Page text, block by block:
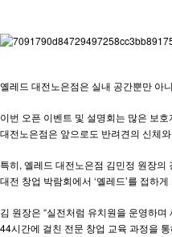
옐레드 대전노은점은 실내 공간뿐만 아
이번 오픈 이벤트 및 설명회는 많은 보
대전노은점은 앞으로도 반려견의 신체
특히, 옐레드 대전노은점 김민정 원장의
대전 창업 박람회에서 ‘옐레드’를 접하
김 원장은 “실전처럼 유치원을 운영하
44시간에 걸친 전문 창업 교육 과정을